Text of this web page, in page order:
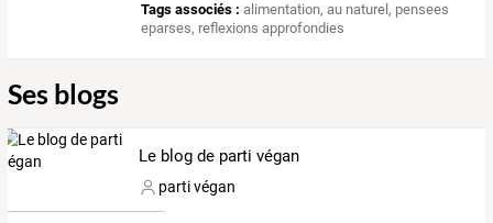
Tags associés : alimentation,au naturel, pensees
eparses, reflexions approfondies
Ses blogs
Le blog de parti végan
parti végan